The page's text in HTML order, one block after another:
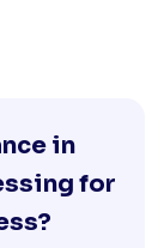
in
for